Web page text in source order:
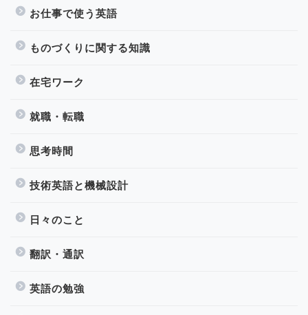
お仕事で使う英語
ものづくりに関する知識
在宅ワーク
就職・転職
思考時間
技術英語と機械設計
日々のこと
翻訳・通訳
英語の勉強